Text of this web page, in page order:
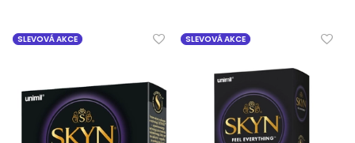
SLEVOVÁ AKCE SLEVOVÁ AKCE